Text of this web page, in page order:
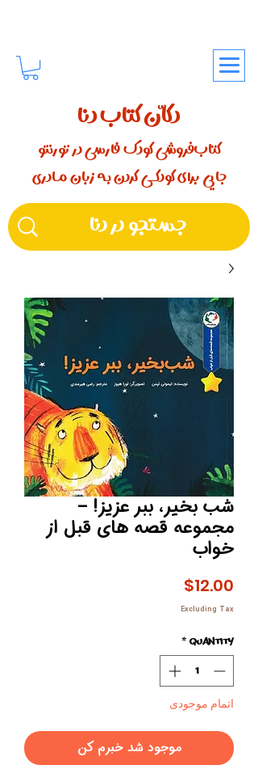
دکّان کتاب دنا
کتاب‌فروشی کودک فارسی در تورنتو
جایی برای کودکـــی کردن بـه زبان مـادری
شب بخیر، ببر عزیز! –
مجموعه قصه های قبل از
خواب
$12.00
Excluding Tax
Quantity
*
اتمام موجودی
موجود شد خبرم کن